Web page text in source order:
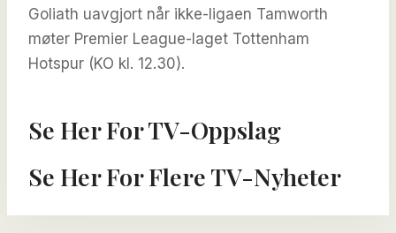
Goliath uavgjort når ikke-ligaen Tamworth
møter Premier League-laget Tottenham
Hotspur (KO kl. 12.30).
Se Her For TV-Oppslag
Se Her For Flere TV-Nyheter